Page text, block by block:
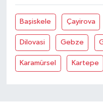
Başiskele Çayirova
Dilovasi Gebze
Karamürsel Kartepe